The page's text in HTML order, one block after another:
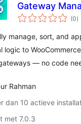
Gateway
for
(0)
manage, sort, and
logic to WooCommerce
— no code
Rahman
dan 10 actieve
met 7.0.3